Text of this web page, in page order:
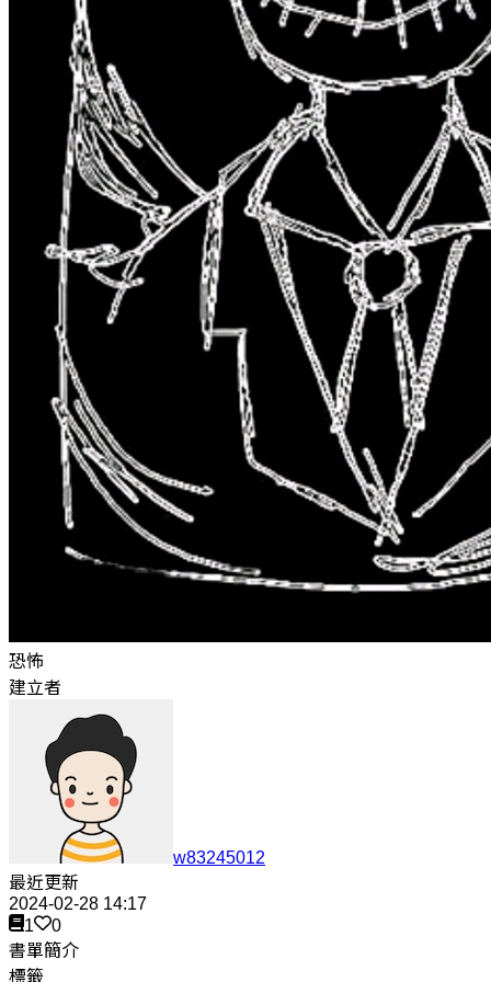
恐怖
建立者
w83245012
最近更新
2024-02-28 14:17
1
0
書單簡介
標籤